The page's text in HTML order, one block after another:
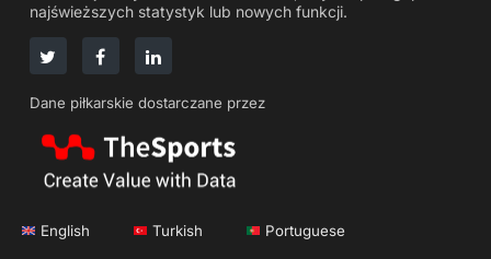
najświeższych statystyk lub nowych funkcji.
Dane piłkarskie dostarczane przez
English Turkish Portuguese